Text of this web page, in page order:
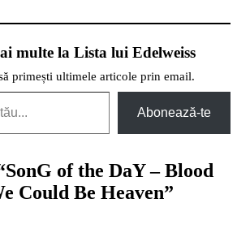
multe la Lista lui Edelweiss
primești ultimele articole prin email.
Abonează-te
SonG of the DaY – Blood
Could Be Heaven”